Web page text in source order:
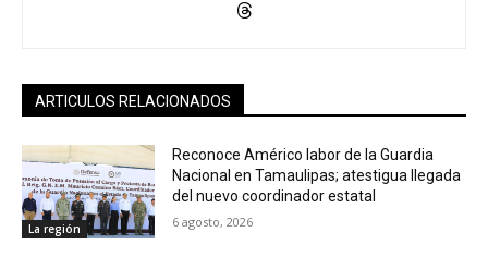
ARTICULOS RELACIONADOS
La región
Reconoce Américo labor de la Guardia
Nacional en Tamaulipas; atestigua llegada
del nuevo coordinador estatal
6 agosto, 2026